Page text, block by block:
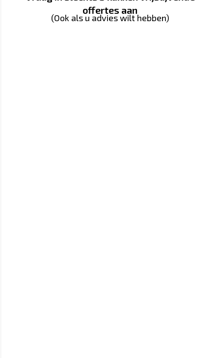
offertes aan
(Ook als u advies wilt hebben)